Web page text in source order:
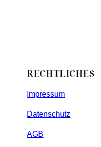
RECHTLICHES
Impressum
Datenschutz
AGB